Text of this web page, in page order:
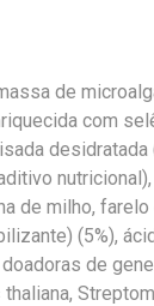
de
com
de milho,
(5%),
de